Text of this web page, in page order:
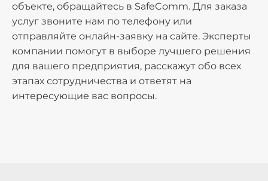
объекте, обращайтесь в SafeComm. Для заказа
услуг звоните нам по телефону или
отправляйте онлайн-заявку на сайте. Эксперты
компании помогут в выборе лучшего решения
для вашего предприятия, расскажут обо всех
этапах сотрудничества и ответят на
интересующие вас вопросы.